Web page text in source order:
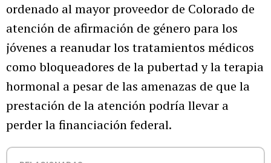
ordenado al mayor proveedor de Colorado de
atención de afirmación de género para los
jóvenes a reanudar los tratamientos médicos
como bloqueadores de la pubertad y la terapia
hormonal a pesar de las amenazas de que la
prestación de la atención podría llevar a
perder la financiación federal.